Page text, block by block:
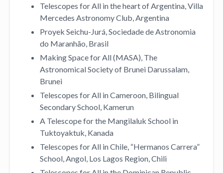
Telescopes for All in the heart of Argentina, Villa
Mercedes Astronomy Club, Argentina
Proyek Seichu-Jurá, Sociedade de Astronomia
do Maranhão, Brasil
Making Space for All (MASA), The
Astronomical Society of Brunei Darussalam,
Brunei
Telescopes for All in Cameroon, Bilingual
Secondary School, Kamerun
A Telescope for the Mangilaluk School in
Tuktoyaktuk, Kanada
Telescopes for All in Chile, “Hermanos Carrera”
School, Angol, Los Lagos Region, Chili